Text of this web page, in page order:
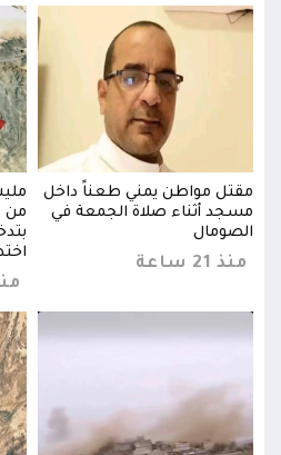
مقتل مواطن يمني طعناً داخل
مسجد أثناء صلاة الجمعة في
الصومال
منذ 21 ساعة
من